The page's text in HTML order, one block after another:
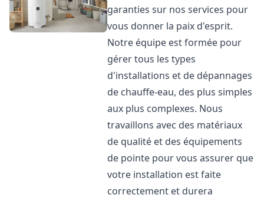
garanties sur nos services pour
vous donner la paix d'esprit.
Notre équipe est formée pour
gérer tous les types
d'installations et de dépannages
de chauffe-eau, des plus simples
aux plus complexes. Nous
travaillons avec des matériaux
de qualité et des équipements
de pointe pour vous assurer que
votre installation est faite
correctement et durera